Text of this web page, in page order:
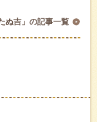
ぬ吉」の記事一覧